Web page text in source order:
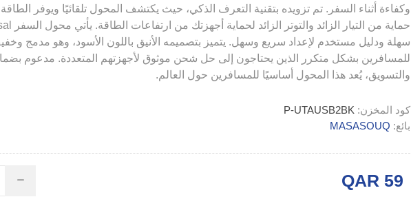
وكفاءة أثناء السفر. تم تزويده بتقنية التعرف الذكي، حيث يكتشف المحول تلقائيًا ويوفر
سهلة ودليل مستخدم لإعداد سريع وسهل. يتميز بتصميمه الأنيق باللون الأسود، وهو مدمج
والتسويق، يُعد هذا المحول أساسيًا للمسافرين حول العالم.
كود المخزن: P-UTAUSB2BK
بائع: MASASOUQ
QAR 59
h